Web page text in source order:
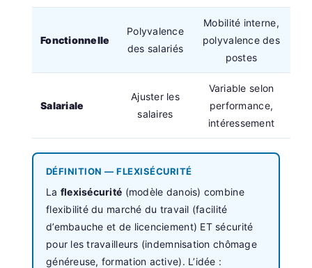
Fonctionnelle
Polyvalence
des salariés
Mobilité interne,
polyvalence des
postes
Salariale
Ajuster les
salaires
Variable selon
performance,
intéressement
DÉFINITION — FLEXISÉCURITÉ
La flexisécurité (modèle danois) combine
flexibilité du marché du travail (facilité
d’embauche et de licenciement) ET sécurité
pour les travailleurs (indemnisation chômage
généreuse, formation active). L’idée :